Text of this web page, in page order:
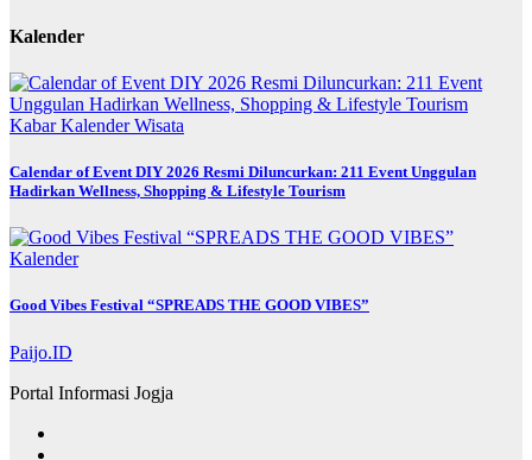
Kalender
KabarKalenderWisata
Calendar of Event DIY 2026 Resmi Diluncurkan: 211 Event Unggulan
Hadirkan Wellness, Shopping & Lifestyle Tourism
Kalender
Good Vibes Festival “SPREADS THE GOOD VIBES”
Paijo.ID
Portal Informasi Jogja